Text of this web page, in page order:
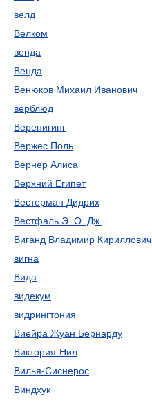
велд
Велком
венда
Венда
Венюков Михаил Иванович
верблюд
Веренигинг
Вержес Поль
Вернер Алиса
Верхний Египет
Вестерман Дидрих
Вестфаль Э. О. Дж.
Виганд Владимир Кириллович
вигна
Вида
видекум
видрингтония
Виейра Жуан Бернарду
Виктория-Нил
Вилья-Сиснерос
Виндхук